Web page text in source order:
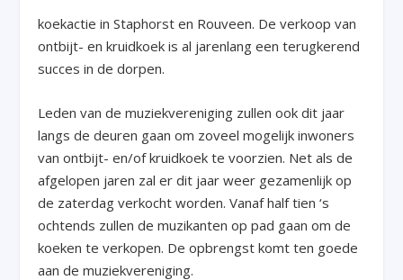
koekactie in Staphorst en Rouveen. De verkoop van
ontbijt- en kruidkoek is al jarenlang een terugkerend
succes in de dorpen.
Leden van de muziekvereniging zullen ook dit jaar
langs de deuren gaan om zoveel mogelijk inwoners
van ontbijt- en/of kruidkoek te voorzien. Net als de
afgelopen jaren zal er dit jaar weer gezamenlijk op
de zaterdag verkocht worden. Vanaf half tien ‘s
ochtends zullen de muzikanten op pad gaan om de
koeken te verkopen. De opbrengst komt ten goede
aan de muziekvereniging.